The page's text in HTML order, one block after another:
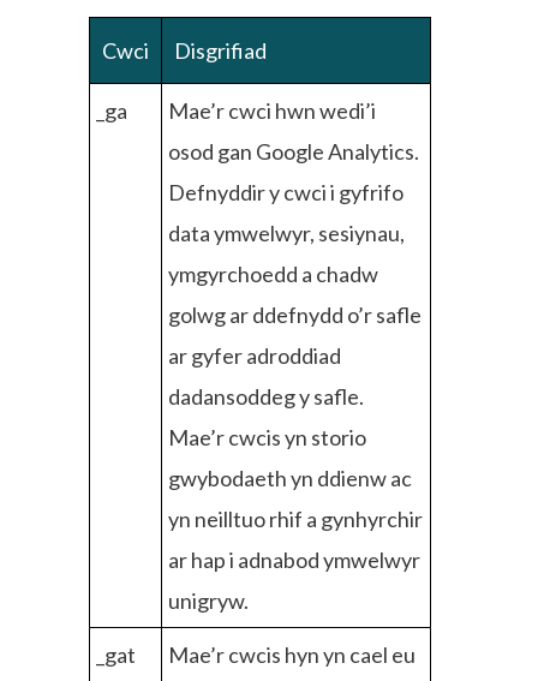
Cwci Disgrifiad
_ga
Mae’r cwci hwn wedi’i
osod gan Google Analytics.
Defnyddir y cwci i gyfrifo
data ymwelwyr, sesiynau,
ymgyrchoedd a chadw
golwg ar ddefnydd o’r safle
ar gyfer adroddiad
dadansoddeg y safle.
Mae’r cwcis yn storio
gwybodaeth yn ddienw ac
yn neilltuo rhif a gynhyrchir
ar hap i adnabod ymwelwyr
unigryw.
_gat
Mae’r cwcis hyn yn cael eu